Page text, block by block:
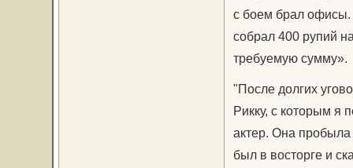
с боем брал офисы.
собрал 400 рупий
требуемую сумму».
"После долгих
Рикку, с которым я
актер. Она пробыла
был в восторге и